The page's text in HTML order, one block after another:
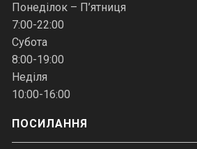
Понеділок – П’ятниця
7:00-22:00
Субота
8:00-19:00
Неділя
10:00-16:00
ПОСИЛАННЯ